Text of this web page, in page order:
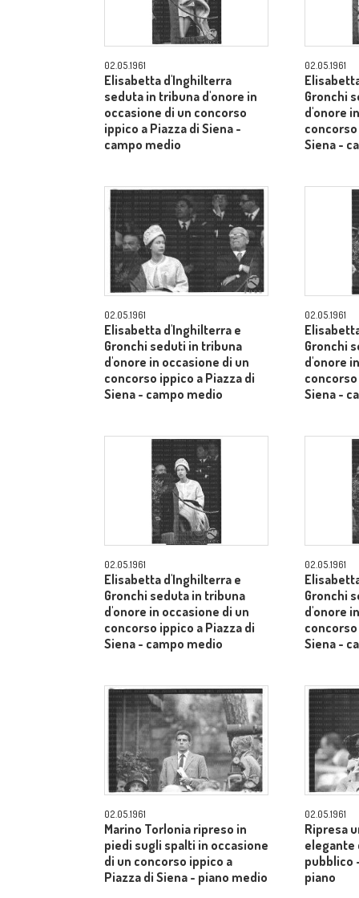
02.05.1961
Elisabetta d'Inghilterra
seduta in tribuna d'onore in
occasione di un concorso
ippico a Piazza di Siena -
campo medio
02.05.1961
Gronchi
d'onore
Siena -
02.05.1961
Elisabetta d'Inghilterra e
Gronchi seduti in tribuna
d'onore in occasione di un
concorso ippico a Piazza di
Siena - campo medio
02.05.1961
Gronchi
d'onore
Siena -
02.05.1961
Elisabetta d'Inghilterra e
Gronchi seduta in tribuna
d'onore in occasione di un
concorso ippico a Piazza di
Siena - campo medio
02.05.1961
Gronchi
d'onore
Siena -
02.05.1961
Marino Torlonia ripreso in
piedi sugli spalti in occasione
di un concorso ippico a
Piazza di Siena - piano medio
02.05.1961
Ripresa
elegante
pubblico
piano